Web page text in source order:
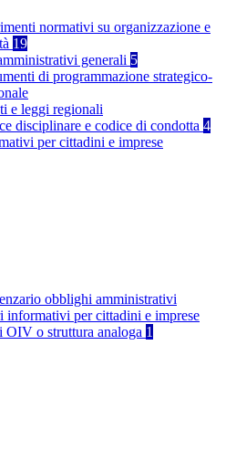
normativi su organizzazione e
19
generali 5
di programmazione strategico-
e leggi regionali
disciplinare e codice di condotta 4
per cittadini e imprese
obblighi amministrativi
informativi per cittadini e imprese
OIV o struttura analoga 1